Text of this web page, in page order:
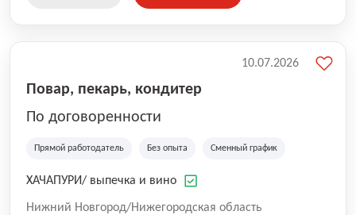
Повар, пекарь, кондитер
По договоренности
Прямой работодатель Без опыта Сменный график
ХАЧАПУРИ/ выпечка и вино
Нижний Новгород/Нижегородская область
10.07.2026